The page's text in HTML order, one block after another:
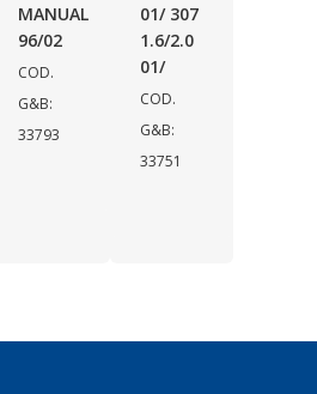
MANUAL
96/02
COD.
G&B:
33793
01/ 307
1.6/2.0
01/
COD.
G&B:
33751